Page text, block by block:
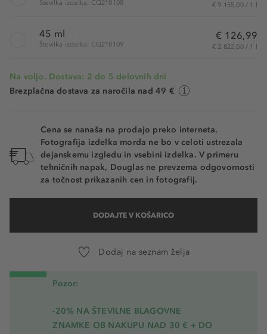
Številka izdelka: CQ210108 € 9.155,00 / 1 l
45 ml
Številka izdelka: CQ210109
€ 126,99
€ 2.822,00 / 1 l
Na voljo. Dostava: 2 do 5 delovnih dni
Brezplačna dostava za naročila nad 49 €
Cena se nanaša na prodajo preko interneta.
Fotografija izdelka morda ne bo v celoti ustrezala
dejanskemu izgledu in vsebini izdelka. V primeru
tehničnih napak, Douglas ne prevzema odgovornosti
za točnost prikazanih cen in fotografij.
DODAJTE V KOŠARICO
Dodaj na seznam želja
Pozor:
-20% NA ŠTEVILNE BLAGOVNE
ZNAMKE OB NAKUPU NAD 30 € + DO